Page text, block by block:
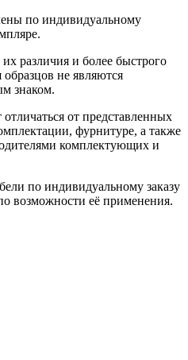
по индивидуальному
различия и более быстрого
образцов не являются
знаком.
от представленных
фурнитуре, а также
комплектующих и
по индивидуальному заказу
возможности её применения.